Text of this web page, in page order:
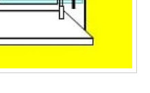
Короб для рулонных